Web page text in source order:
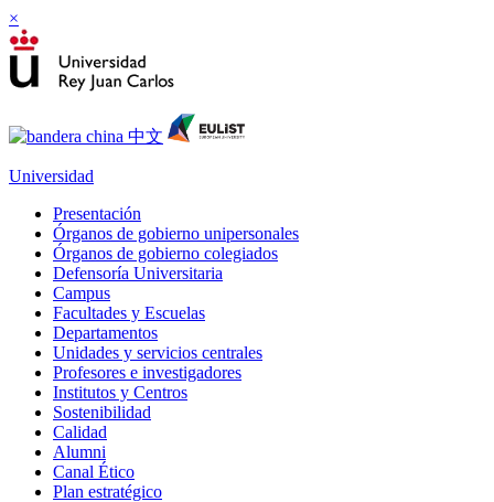
×
Universidad
Presentación
Órganos de gobierno unipersonales
Órganos de gobierno colegiados
Defensoría Universitaria
Campus
Facultades y Escuelas
Departamentos
Unidades y servicios centrales
Profesores e investigadores
Institutos y Centros
Sostenibilidad
Calidad
Alumni
Canal Ético
Plan estratégico